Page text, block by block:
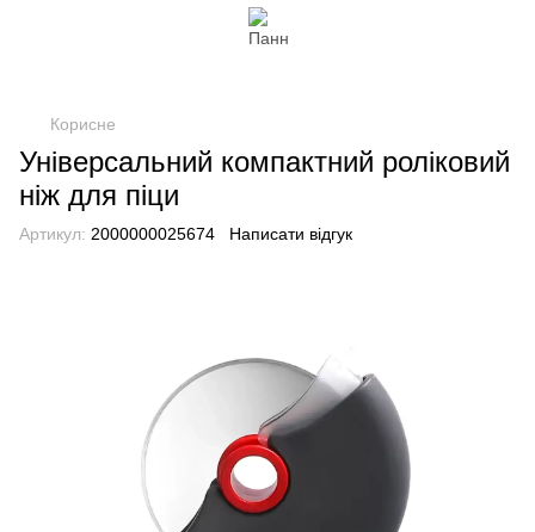
Корисне
Універсальний компактний роліковий
ніж для піци
Артикул: 2000000025674 Написати відгук